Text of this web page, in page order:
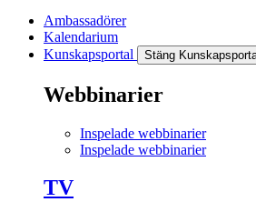
Ambassadörer
Kalendarium
Kunskapsportal
Stäng
Webbinarier
Inspelade webbinarier
Inspelade webbinarier
TV